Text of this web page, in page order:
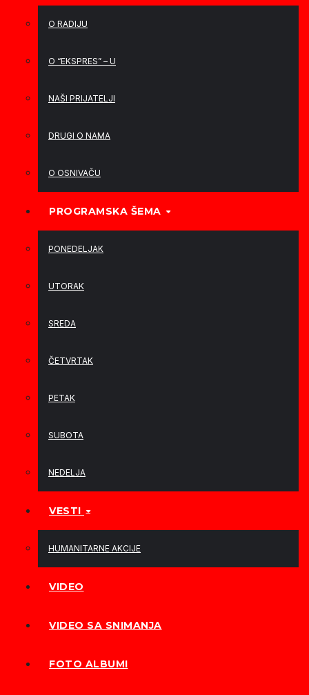
O RADIJU
O “EKSPRES” – U
NAŠI PRIJATELJI
DRUGI O NAMA
O OSNIVAČU
PROGRAMSKA ŠEMA
PONEDELJAK
UTORAK
SREDA
ČETVRTAK
PETAK
SUBOTA
NEDELJA
VESTI
HUMANITARNE AKCIJE
VIDEO
VIDEO SA SNIMANJA
FOTO ALBUMI